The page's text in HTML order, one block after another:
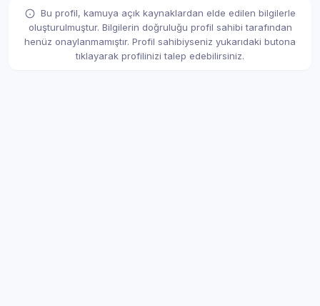
Bu profil, kamuya açık kaynaklardan elde edilen bilgilerle
oluşturulmuştur. Bilgilerin doğruluğu profil sahibi tarafından
henüz onaylanmamıştır. Profil sahibiyseniz yukarıdaki butona
tıklayarak profilinizi talep edebilirsiniz.